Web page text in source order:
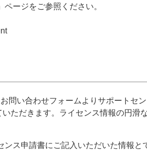
ージをご参照ください。
問い合わせフォームよりサポートセ
ただきます。ライセンス情報の円滑
ス申請書にご記入いただいた情報と